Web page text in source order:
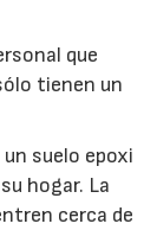
que
tienen un
suelo epoxi
hogar. La
cerca de